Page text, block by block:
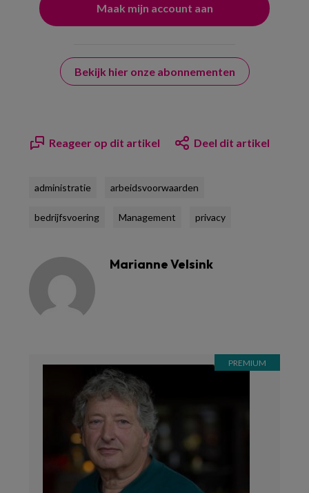
Bekijk hier onze abonnementen
Reageer op dit artikel Deel dit artikel
administratie arbeidsvoorwaarden
bedrijfsvoering Management privacy
Marianne Velsink